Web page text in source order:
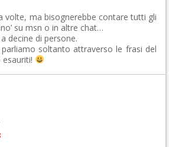
volte, ma bisognerebbe contare tutti gli
su msn o in altre chat…
decine di persone.
soltanto attraverso le frasi del